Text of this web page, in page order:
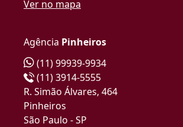
Ver no mapa
Agência Pinheiros
(11) 99939-9934
(11) 3914-5555
R. Simão Álvares, 464
Pinheiros
São Paulo - SP